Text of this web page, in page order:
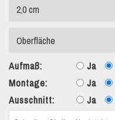
Aufmaß: Ja
Montage:
Ja
Ausschnitt:
Ja